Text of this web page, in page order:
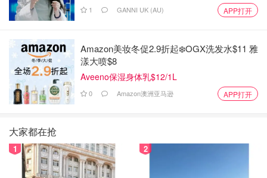
1 GANNI UK (AU) APP打开
Amazon美妆冬促2.9折起❄️OGX洗发水$11 雅
漾大喷$8
Aveeno保湿身体乳$12/1L
0 Amazon澳洲亚马逊 APP打开
大家都在抢
1 2